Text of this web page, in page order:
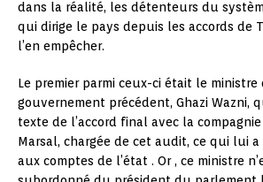
dans la réalité, les détenteurs du
qui dirige le pays depuis les accords
l’en empêcher.
Le premier parmi ceux-ci était le ministre
gouvernement précédent, Ghazi Wazni,
texte de l’accord final avec la
Marsal, chargée de cet audit, ce qui lui a
aux comptes de l’état . Or , ce ministre